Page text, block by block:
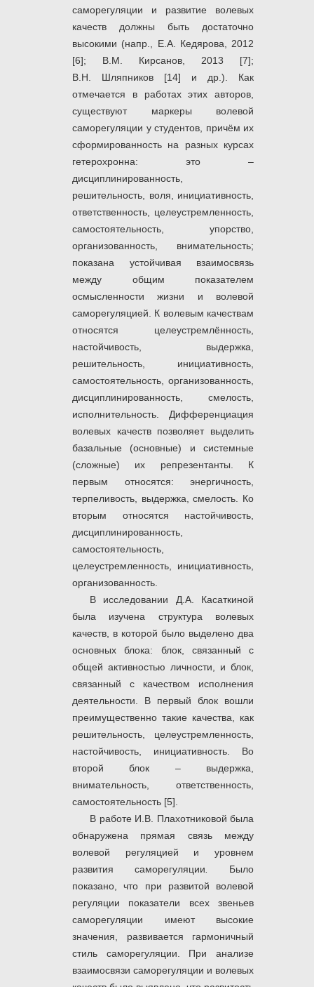
саморегуляции и развитие волевых
качеств должны быть достаточно
высокими (напр., Е.А. Кедярова, 2012
[6]; В.М. Кирсанов, 2013 [7];
В.Н. Шляпников [14] и др.). Как
отмечается в работах этих авторов,
существуют маркеры волевой
саморегуляции у студентов, причём их
сформированность на разных курсах
гетерохронна: это –
дисциплинированность,
решительность, воля, инициативность,
ответственность, целеустремленность,
самостоятельность, упорство,
организованность, внимательность;
показана устойчивая взаимосвязь
между общим показателем
осмысленности жизни и волевой
саморегуляцией. К волевым качествам
относятся целеустремлённость,
настойчивость, выдержка,
решительность, инициативность,
самостоятельность, организованность,
дисциплинированность, смелость,
исполнительность. Дифференциация
волевых качеств позволяет выделить
базальные (основные) и системные
(сложные) их репрезентанты. К
первым относятся: энергичность,
терпеливость, выдержка, смелость. Ко
вторым относятся настойчивость,
дисциплинированность,
самостоятельность,
целеустремленность, инициативность,
организованность.
В исследовании Д.А. Касаткиной
была изучена структура волевых
качеств, в которой было выделено два
основных блока: блок, связанный с
общей активностью личности, и блок,
связанный с качеством исполнения
деятельности. В первый блок вошли
преимущественно такие качества, как
решительность, целеустремленность,
настойчивость, инициативность. Во
второй блок – выдержка,
внимательность, ответственность,
самостоятельность [5].
В работе И.В. Плахотниковой была
обнаружена прямая связь между
волевой регуляцией и уровнем
развития саморегуляции
Было
показано, что при развитой волевой
регуляции показатели всех звеньев
саморегуляции имеют высокие
значения, развивается гармоничный
стиль саморегуляции. При анализе
взаимосвязи саморегуляции и волевых